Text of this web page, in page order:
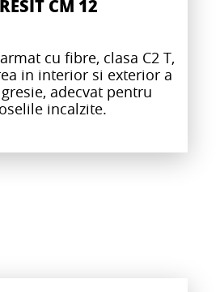
CM 12
cu fibre, clasa C2 T,
in interior si exterior a
adecvat pentru
incalzite.